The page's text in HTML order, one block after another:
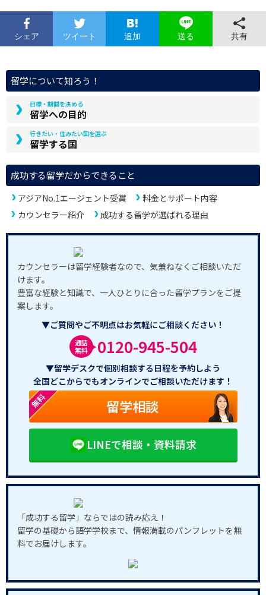
シェア ツイート 追加 送る 共有
留学について知ろう！
目標・期間を決める
留学への目的
行きたい・住みたい国を選ぶ
留学する国
成功する留学だからできること
アジアNo.1エージェント受賞
料金とサポート内容
カウンセラー紹介
成功する留学が選ばれる理由
カウンセラーは留学経験者なので、気兼ねなくご相談いただ
けます。
豊富な経験と知識で、一人ひとりに合った留学プランをご提
案します。
▼ご質問やご不明点はお気軽にご相談ください！
通話
無料
0120-945-504
▼留学デスクで個別相談する日程を予約しよう
全国どこからでもオンラインでご相談いただけます！
無料 留学相談
LINEで相談・資料請求
「成功する留学」ならではの読み応え！
留学の基礎から語学学校まで、情報満載のパンフレットを無
料でお届けします。